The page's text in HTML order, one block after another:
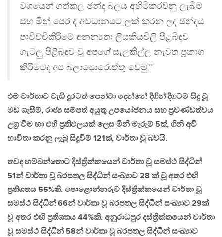
වශයෙන් ගත්කල ඡන්ද බලය අහිමිකරවනු ලැබීම
සහ මින් පෙර ද අවධානයට ලක් කරන ලද ඡන්දය
පාවිච්චිකිරීමේ අනන්‍යතා ලියකියවිලි පිළබිදව
ගැටලු පිළිබදව වූ අපගේ සැලකිල්ල නැවත ප්‍රකාශ
කිරීමටද අප බලාපොරොත්තු වෙමු.’’
එම වාර්තාව වැඩි දුරටත් පෙන්වා දෙන්නේ දිගින් දිගටම සිදු වූ
මඩ ගැසීම්, රාජ්‍ය සම්පත් අයුතු උපයෝජනය සහ ප්‍රචණ්ඩත්වය
උග්‍ර වීම හා එහි ප්‍රතිඵලයක් ලෙස මිනී මැරුම් 5ක්, ගිනි අවි
භාවිතා කරනු ලැබූ සිදුවීම් 121ක්, වාර්තා වූ බවයි.
තවද හම්බන්තොට දිස්ත්‍රික්කයෙන් වාර්තා වූ සමස්ථ සිද්ධින්
51න් වාර්තා වූ බරපතල සිද්ධින් සංඛ්‍යාව 28 ක් වූ අතර එහි
ප්‍රතිශතය 55%කි. පොළොන්නරුව දිස්ත්‍රික්කයෙන් වාර්තා වූ
සමස්ථ සිද්ධින් 66න් වාර්තා වූ බරපතල සිද්ධීන් සංඛ්‍යාව 29ක්
වූ අතර එහි ප්‍රතිශතය 44%කි. අනුරාධපුර දස්ත්‍රික්කයෙන් වාර්තා
වූ සමස්ථ සිද්ධින් 58න් වාර්තා වූ බරපතල සිද්ධීන් සංඛ්‍යාව